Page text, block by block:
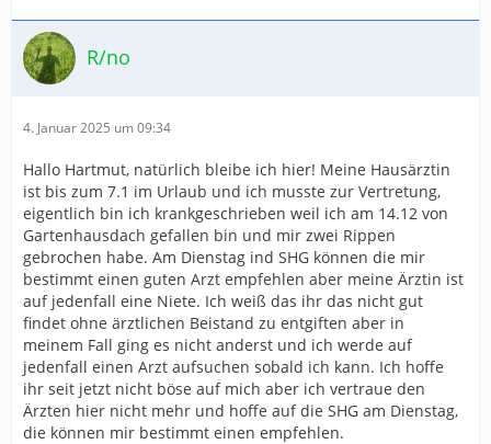
R/no
4. Januar 2025 um 09:34
Hallo Hartmut, natürlich bleibe ich hier! Meine Hausärztin
ist bis zum 7.1 im Urlaub und ich musste zur Vertretung,
eigentlich bin ich krankgeschrieben weil ich am 14.12 von
Gartenhausdach gefallen bin und mir zwei Rippen
gebrochen habe. Am Dienstag ind SHG können die mir
bestimmt einen guten Arzt empfehlen aber meine Ärztin ist
auf jedenfall eine Niete. Ich weiß das ihr das nicht gut
findet ohne ärztlichen Beistand zu entgiften aber in
meinem Fall ging es nicht anderst und ich werde auf
jedenfall einen Arzt aufsuchen sobald ich kann. Ich hoffe
ihr seit jetzt nicht böse auf mich aber ich vertraue den
Ärzten hier nicht mehr und hoffe auf die SHG am Dienstag,
die können mir bestimmt einen empfehlen.